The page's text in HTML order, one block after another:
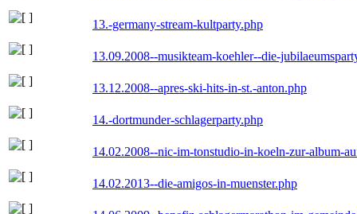
13.-germany-stream-kultparty.php
13.09.2008--musikteam-koehler--die-
13.12.2008--apres-ski-hits-in-st.-anton.php
14.-dortmunder-schlagerparty.php
14.02.2008--nic-im-tonstudio-in-koeln-zur-album-
14.02.2013--die-amigos-in-muenster.php